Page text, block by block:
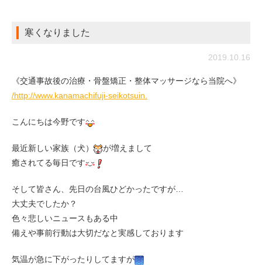
寒くなりました
2019.10.16
《交通事故後の治療・骨盤矯正・整体マッサージなら当院へ》
/http://www.kanamachifuji-seikotsuin.
こんにちは今野です
最近新しい家族（犬）
が増えまして
癒されてる毎日です
そして皆さん、先日の台風ひどかったですが…
大丈夫でしたか？
色々悲しいニュースもある中
備えや事前行動は大切だなと実感しております
気温が急に下がったりしてますが